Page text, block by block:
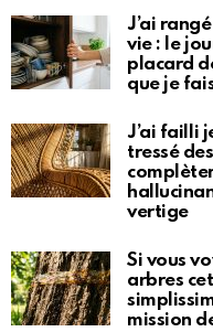
J’ai
vie : le
placard
que je
J’ai failli
tressé
vertige
Si vous
arbres
mission